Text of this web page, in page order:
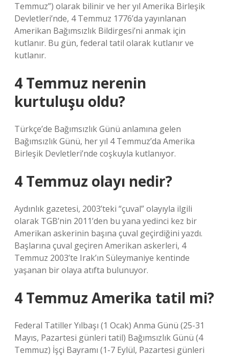
Temmuz”) olarak bilinir ve her yıl Amerika Birleşik
Devletleri’nde, 4 Temmuz 1776’da yayınlanan
Amerikan Bağımsızlık Bildirgesi’ni anmak için
kutlanır. Bu gün, federal tatil olarak kutlanır ve
kutlanır.
4 Temmuz nerenin
kurtuluşu oldu?
Türkçe’de Bağımsızlık Günü anlamına gelen
Bağımsızlık Günü, her yıl 4 Temmuz’da Amerika
Birleşik Devletleri’nde coşkuyla kutlanıyor.
4 Temmuz olayı nedir?
Aydınlık gazetesi, 2003’teki “çuval” olayıyla ilgili
olarak TGB’nin 2011’den bu yana yedinci kez bir
Amerikan askerinin başına çuval geçirdiğini yazdı.
Başlarına çuval geçiren Amerikan askerleri, 4
Temmuz 2003’te Irak’ın Süleymaniye kentinde
yaşanan bir olaya atıfta bulunuyor.
4 Temmuz Amerika tatil mi?
Federal Tatiller Yılbaşı (1 Ocak) Anma Günü (25-31
Mayıs, Pazartesi günleri tatil) Bağımsızlık Günü (4
Temmuz) İşçi Bayramı (1-7 Eylül, Pazartesi günleri